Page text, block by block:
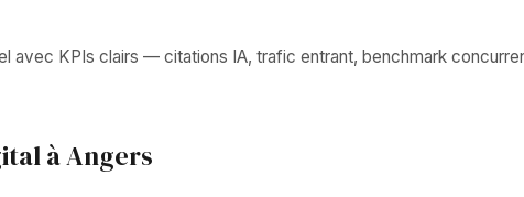
avec KPIs clairs — citations IA, trafic entrant, benchmark
à Angers